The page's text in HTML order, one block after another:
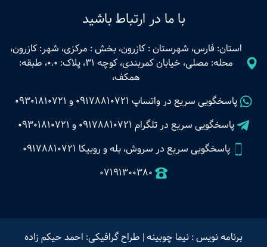
با ما در ارتباط باشید
استان: فارس، شهرستان : کازرون، بخش : مرکزی، شهر: کازرون،
محله: مصلی، خیابان کمربندی، کوچه 31، پلاک: 0.0، طبقه:
همکف،
پاسخگویی سریع در واتساپ 09178810721 و 09301810721
پاسخگویی سریع در تلگرام 09178810721 و 09301810721
پاسخگویی سریع در سروش، بله و روبیکا 09178810721
07191300380
برنامه نویس : نیما چوبینه | طراح گرافیکی: احمد حیکم زاده